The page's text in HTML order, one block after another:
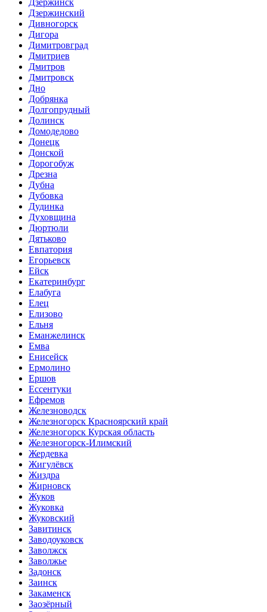
Дзержинск
Дзержинский
Дивногорск
Дигора
Димитровград
Дмитриев
Дмитров
Дмитровск
Дно
Добрянка
Долгопрудный
Долинск
Домодедово
Донецк
Донской
Дорогобуж
Дрезна
Дубна
Дубовка
Дудинка
Духовщина
Дюртюли
Дятьково
Евпатория
Егорьевск
Ейск
Екатеринбург
Елабуга
Елец
Елизово
Ельня
Еманжелинск
Емва
Енисейск
Ермолино
Ершов
Ессентуки
Ефремов
Железноводск
Железногорск Красноярский край
Железногорск Курская область
Железногорск-Илимский
Жердевка
Жигулёвск
Жиздра
Жирновск
Жуков
Жуковка
Жуковский
Завитинск
Заводоуковск
Заволжск
Заволжье
Задонск
Заинск
Закаменск
Заозёрный